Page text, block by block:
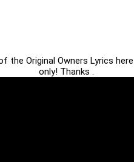
the Original Owners Lyrics
only! Thanks .